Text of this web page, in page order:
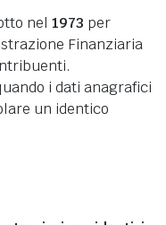
nel 1973 per
Finanziaria
i dati anagrafici
un identico